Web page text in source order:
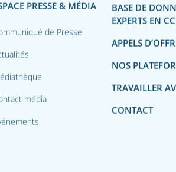
PRESSE & MÉDIA
de Presse
média
BASE DE
EXPERTS EN CC
APPELS
NOS
TRAVAILLER
CONTACT